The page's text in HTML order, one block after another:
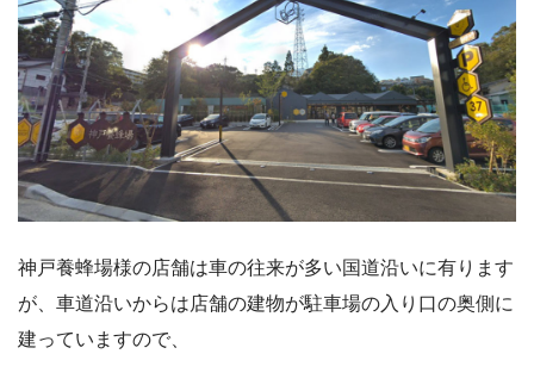
神戸養蜂場様の店舗は車の往来が多い国道沿いに有ります
が、車道沿いからは店舗の建物が駐車場の入り口の奥側に
建っていますので、